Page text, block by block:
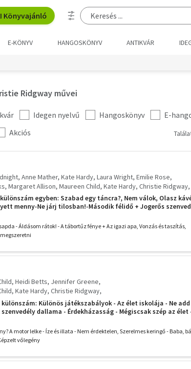
Könyvajánló
E-KÖNYV HANGOSKÖNYV ANTIKVÁR
Ridgway művei
Idegen nyelvű Hangoskönyv E-
Akciós
Anne Mather, Kate Hardy Laura Wright Emilie Rose
Margaret Allison Maureen Child, Kate Hardy, Christie Ridgway
Palmer Linda Varner
Kim Lawrence, Natalie Anderson
egyben: Szabad egy táncra?, Nem válok, Olasz
menny-Ne járj tilosban!-Második félidő + Jogerős
a menyasszony? +
- Áldásom rátok! - A tábortűz fénye + Az igazi apa, Vonzás és taszítás,
Heidi Betts, Jennifer Greene
Kate Hardy, Christie Ridgway
Susan Crosby, Jan Colley
Abby Green, Annie West, Katherine Garbera
Chantelle Shaw, Kelly Hunter
különszám: Különös játékszabályok - Az élet iskolája - Ne add
dallama - Érdekházasság - Mégiscsak szép az élet
behatoló - Kié a
A motor lelke - Íze és illata - Nem érdektelen, Szerelmes keringő - Baba,
vőlegény